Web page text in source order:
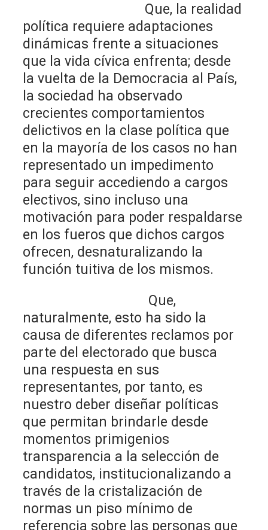
Que, la realidad
política requiere adaptaciones
dinámicas frente a situaciones
que la vida cívica enfrenta; desde
la vuelta de la Democracia al País,
la sociedad ha observado
crecientes comportamientos
delictivos en la clase política que
en la mayoría de los casos no han
representado un impedimento
para seguir accediendo a cargos
electivos, sino incluso una
motivación para poder respaldarse
en los fueros que dichos cargos
ofrecen, desnaturalizando la
función tuitiva de los mismos.
Que,
naturalmente, esto ha sido la
causa de diferentes reclamos por
parte del electorado que busca
una respuesta en sus
representantes, por tanto, es
nuestro deber diseñar políticas
que permitan brindarle desde
momentos primigenios
transparencia a la selección de
candidatos, institucionalizando a
través de la cristalización de
normas un piso mínimo de
referencia sobre las personas que